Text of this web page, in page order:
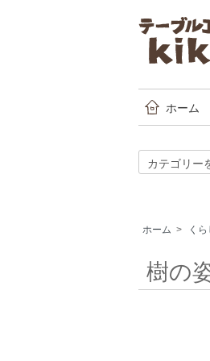
ホーム
ホーム > く
樹の